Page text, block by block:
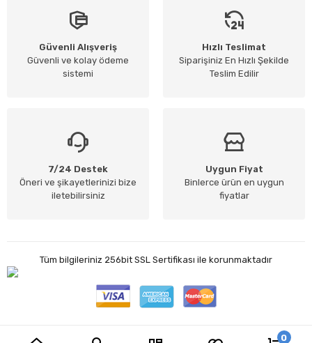
Güvenli Alışveriş
Güvenli ve kolay ödeme
sistemi
Hızlı Teslimat
Siparişiniz En Hızlı Şekilde
Teslim Edilir
7/24 Destek
Öneri ve şikayetlerinizi bize
iletebilirsiniz
Uygun Fiyat
Binlerce ürün en uygun
fiyatlar
Tüm bilgileriniz 256bit SSL Sertifikası ile korunmaktadır
0